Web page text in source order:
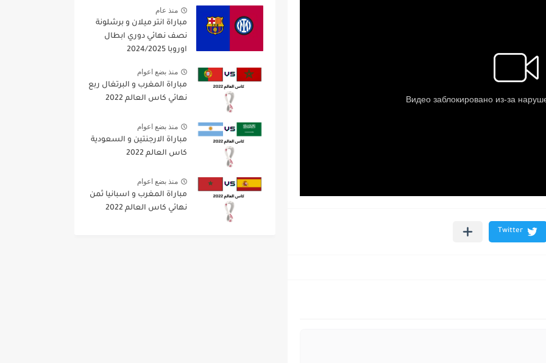
منذ عام
مباراة انتر ميلان و برشلونة
نصف نهائي دوري ابطال
اوروبا 2024/2025
منذ بضع اعوام
مباراة المغرب و البرتغال ربع
نهائي كاس العالم 2022
منذ بضع اعوام
مباراة الارجنتين و السعودية
كاس العالم 2022
منذ بضع اعوام
مباراة المغرب و اسبانيا ثمن
نهائي كاس العالم 2022